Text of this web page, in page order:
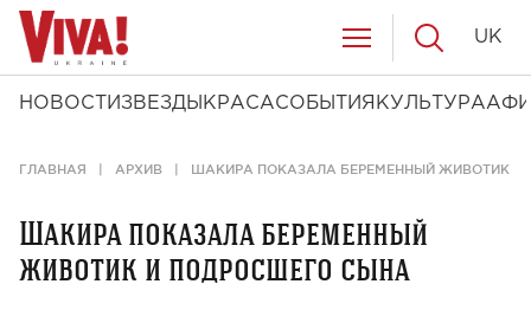
НОВОСТИ ЗВЕЗДЫ КРАСАСОБЫТИЯ КУЛЬТУРА
UK
ГЛАВНАЯ АРХИВ ШАКИРА ПОКАЗАЛА БЕРЕМЕННЫЙ ЖИВОТИК И
Шакира показала беременный
животик и подросшего сына